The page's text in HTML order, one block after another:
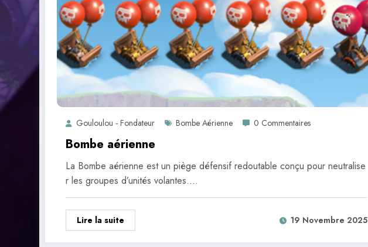
Gouloulou - Fondateur Bombe Aérienne 0 Commentaires
Bombe aérienne
La Bombe aérienne est un piège défensif redoutable conçu pour neutralise
r les groupes d’unités volantes.…
Lire la suite 19 Novembre 2025